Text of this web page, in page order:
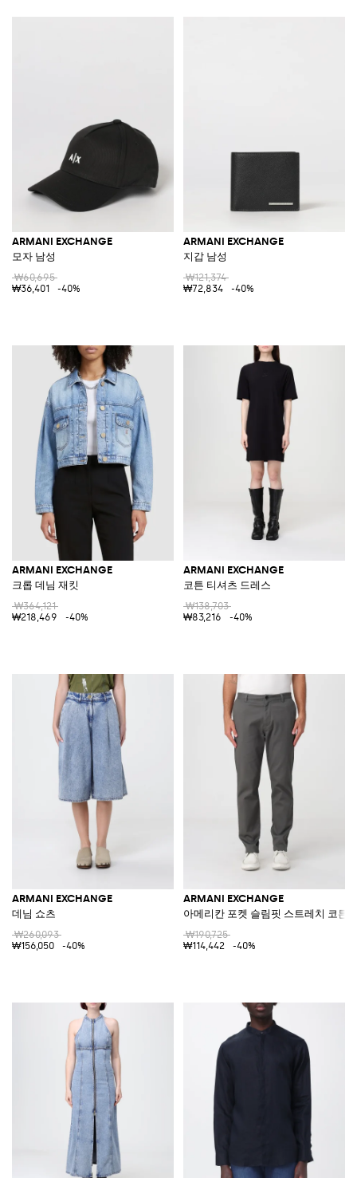
ARMANI EXCHANGE
모자 남성
₩60,695
₩36,401
-40%
ARMANI EXCHANGE
지갑 남성
₩121,374
₩72,834
-40%
ARMANI EXCHANGE
크롭 데님 재킷
₩364,121
₩218,469
-40%
ARMANI EXCHANGE
코튼 티셔츠 드레스
₩138,703
₩83,216
-40%
ARMANI EXCHANGE
데님 쇼츠
₩260,093
₩156,050
-40%
ARMANI EXCHANGE
아메리칸 포켓 슬림핏 스트레치 코튼
₩190,725
₩114,442
-40%